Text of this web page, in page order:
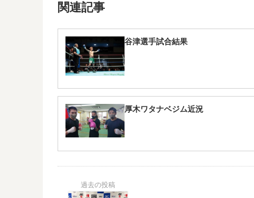
関連記事
谷津選手試合結果
厚木ワタナベジム近況